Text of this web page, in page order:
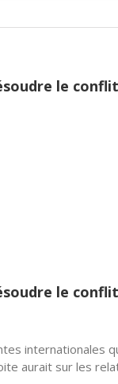
le
le
internationales
aurait sur les